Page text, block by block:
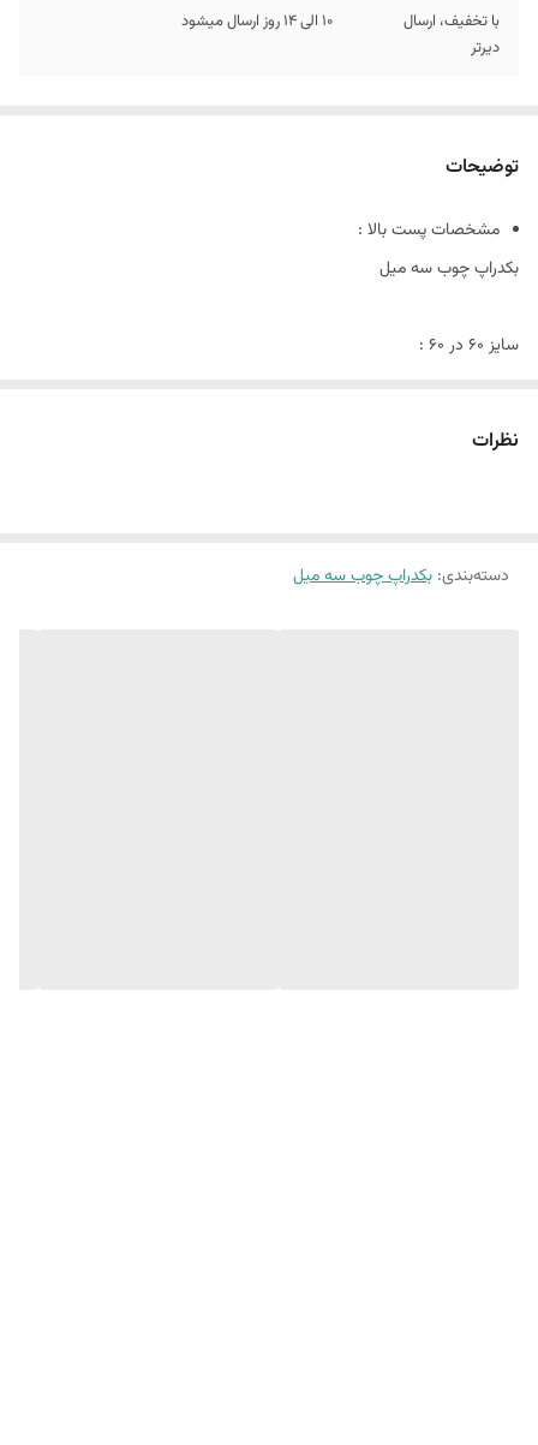
با تخفیف، ارسال
دیرتر
10 الی 14 روز ارسال میشود
توضیحات
مشخصات پست بالا :
بکدراپ چوب سه میل
سایز ۶٠ در 60 :
نظرات
دسته‌بندی: بکدراپ چوب سه میل